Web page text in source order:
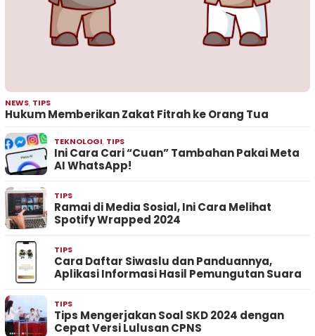
NEWS, TIPS
Hukum Memberikan Zakat Fitrah ke Orang Tua
TEKNOLOGI, TIPS
Ini Cara Cari “Cuan” Tambahan Pakai Meta
AI WhatsApp!
TIPS
Ramai di Media Sosial, Ini Cara Melihat
Spotify Wrapped 2024
TIPS
Cara Daftar Siwaslu dan Panduannya,
Aplikasi Informasi Hasil Pemungutan Suara
TIPS
Tips Mengerjakan Soal SKD 2024 dengan
Cepat Versi Lulusan CPNS